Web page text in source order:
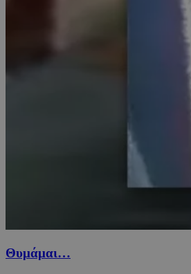
Θυμάμαι…